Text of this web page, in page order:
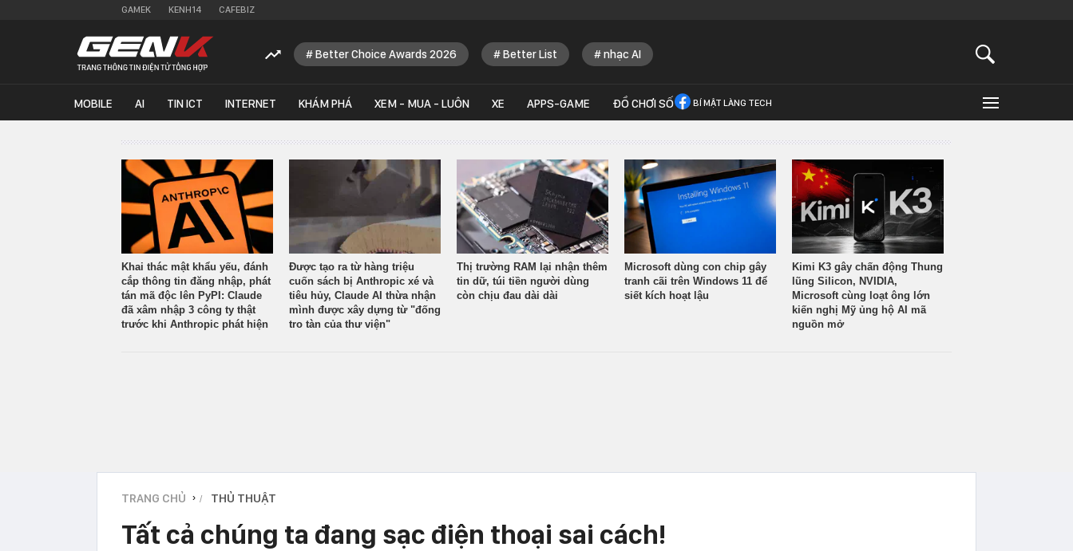
GAMEK KENH14 CAFEBIZ
Better Choice Awards 2026 Better List nhạc AI
MOBILE AI TIN ICT INTERNET KHÁM PHÁ XEM - MUA - LUÔN XE APPS-GAME ĐỒ CHƠI SỐ BÍ MẬT LÀNG TECH
Khai thác mật khẩu yếu, đánh
cắp thông tin đăng nhập, phát
tán mã độc lên PyPI: Claude
đã xâm nhập 3 công ty thật
trước khi Anthropic phát hiện
Được tạo ra từ hàng triệu
cuốn sách bị Anthropic xé và
tiêu hủy, Claude AI thừa nhận
mình được xây dựng từ "đống
tro tàn của thư viện"
Thị trường RAM lại nhận thêm
tin dữ, túi tiền người dùng
còn chịu đau dài dài
Microsoft dùng con chip gây
tranh cãi trên Windows 11 để
siết kích hoạt lậu
Kimi K3 gây chấn động Thung
lũng Silicon, NVIDIA,
Microsoft cùng loạt ông lớn
kiến nghị Mỹ ủng hộ AI mã
nguồn mở
TRANG CHỦ › THỦ THUẬT
Tất cả chúng ta đang sạc điện thoại sai cách!